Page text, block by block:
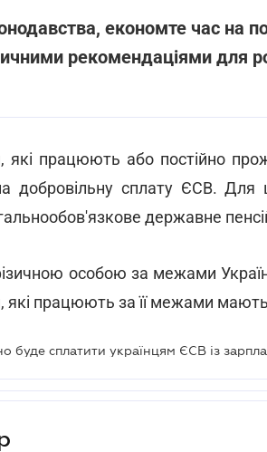
економте час на
рекомендаціями для
які працюють або постійно
добровільну сплату ЄСВ. Для
державне
особою за межами
які працюють за її межами